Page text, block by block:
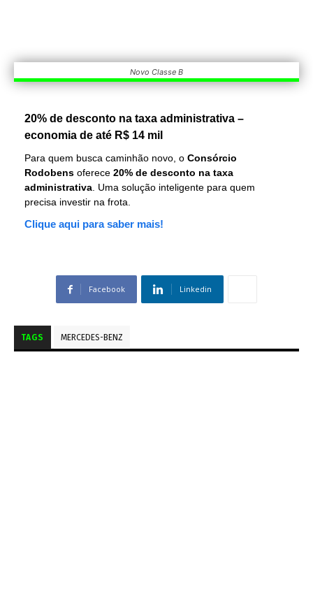
Novo Classe B
20% de desconto na taxa administrativa –
economia de até R$ 14 mil
Para quem busca caminhão novo, o Consórcio
Rodobens oferece 20% de desconto na taxa
administrativa . Uma solução inteligente para quem
precisa investir na frota.
Clique aqui para saber mais!
Facebook Linkedin
TAGS MERCEDES-BENZ